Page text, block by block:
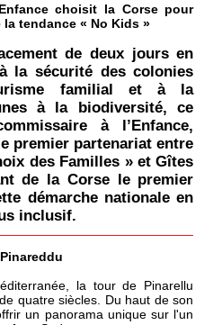
choisit la Corse pour
tendance « No Kids »
de deux jours en
la sécurité des colonies
familial et à la
à la biodiversité, ce
à l’Enfance,
premier partenariat entre
des Familles » et Gîtes
de la Corse le premier
démarche nationale en
inclusif.
la tour de Pinarellu
quatre siècles. Du haut de son
un panorama unique sur l'un